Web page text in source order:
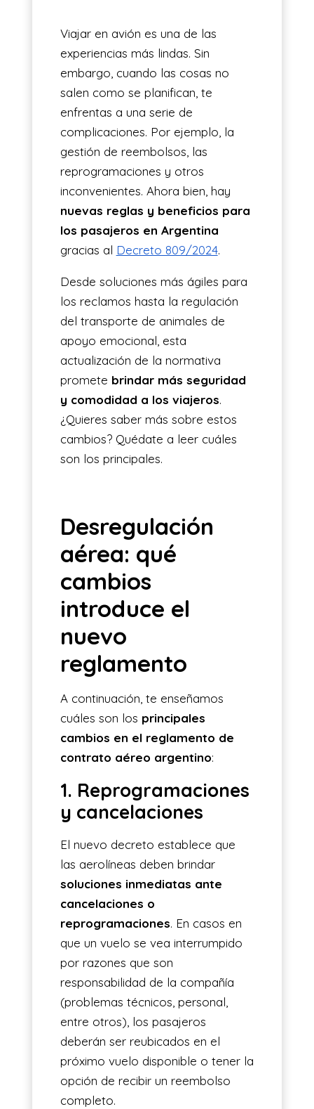
Viajar en avión es una de las
experiencias más lindas. Sin
embargo, cuando las cosas no
salen como se planifican, te
enfrentas a una serie de
complicaciones. Por ejemplo, la
gestión de reembolsos, las
reprogramaciones y otros
inconvenientes. Ahora bien, hay
nuevas reglas y beneficios para
los pasajeros en Argentina
gracias al Decreto 809/2024.
Desde soluciones más ágiles para
los reclamos hasta la regulación
del transporte de animales de
apoyo emocional, esta
actualización de la normativa
promete brindar más seguridad
y comodidad a los viajeros.
¿Quieres saber más sobre estos
cambios? Quédate a leer cuáles
son los principales.
Desregulación
aérea: qué
cambios
introduce el
nuevo
reglamento
A continuación, te enseñamos
cuáles son los principales
cambios en el reglamento de
contrato aéreo argentino:
1. Reprogramaciones
y cancelaciones
El nuevo decreto establece que
las aerolíneas deben brindar
soluciones inmediatas ante
cancelaciones o
reprogramaciones. En casos en
que un vuelo se vea interrumpido
por razones que son
responsabilidad de la compañía
(problemas técnicos, personal,
entre otros), los pasajeros
deberán ser reubicados en el
próximo vuelo disponible o tener la
opción de recibir un reembolso
completo.